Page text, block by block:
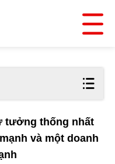
tưởng thống nhất
và một doanh